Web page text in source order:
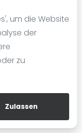
um die Website
der
zu
Zulassen